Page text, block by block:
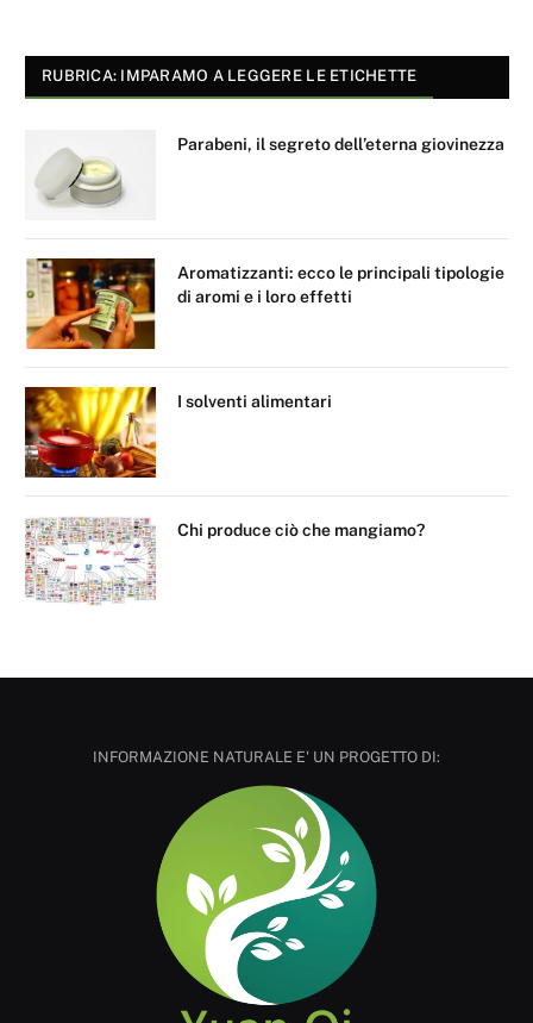
RUBRICA: IMPARAMO A LEGGERE LE ETICHETTE
Parabeni, il segreto dell’eterna giovinezza
Aromatizzanti: ecco le principali tipologie
di aromi e i loro effetti
I solventi alimentari
Chi produce ciò che mangiamo?
INFORMAZIONE NATURALE E' UN PROGETTO DI: